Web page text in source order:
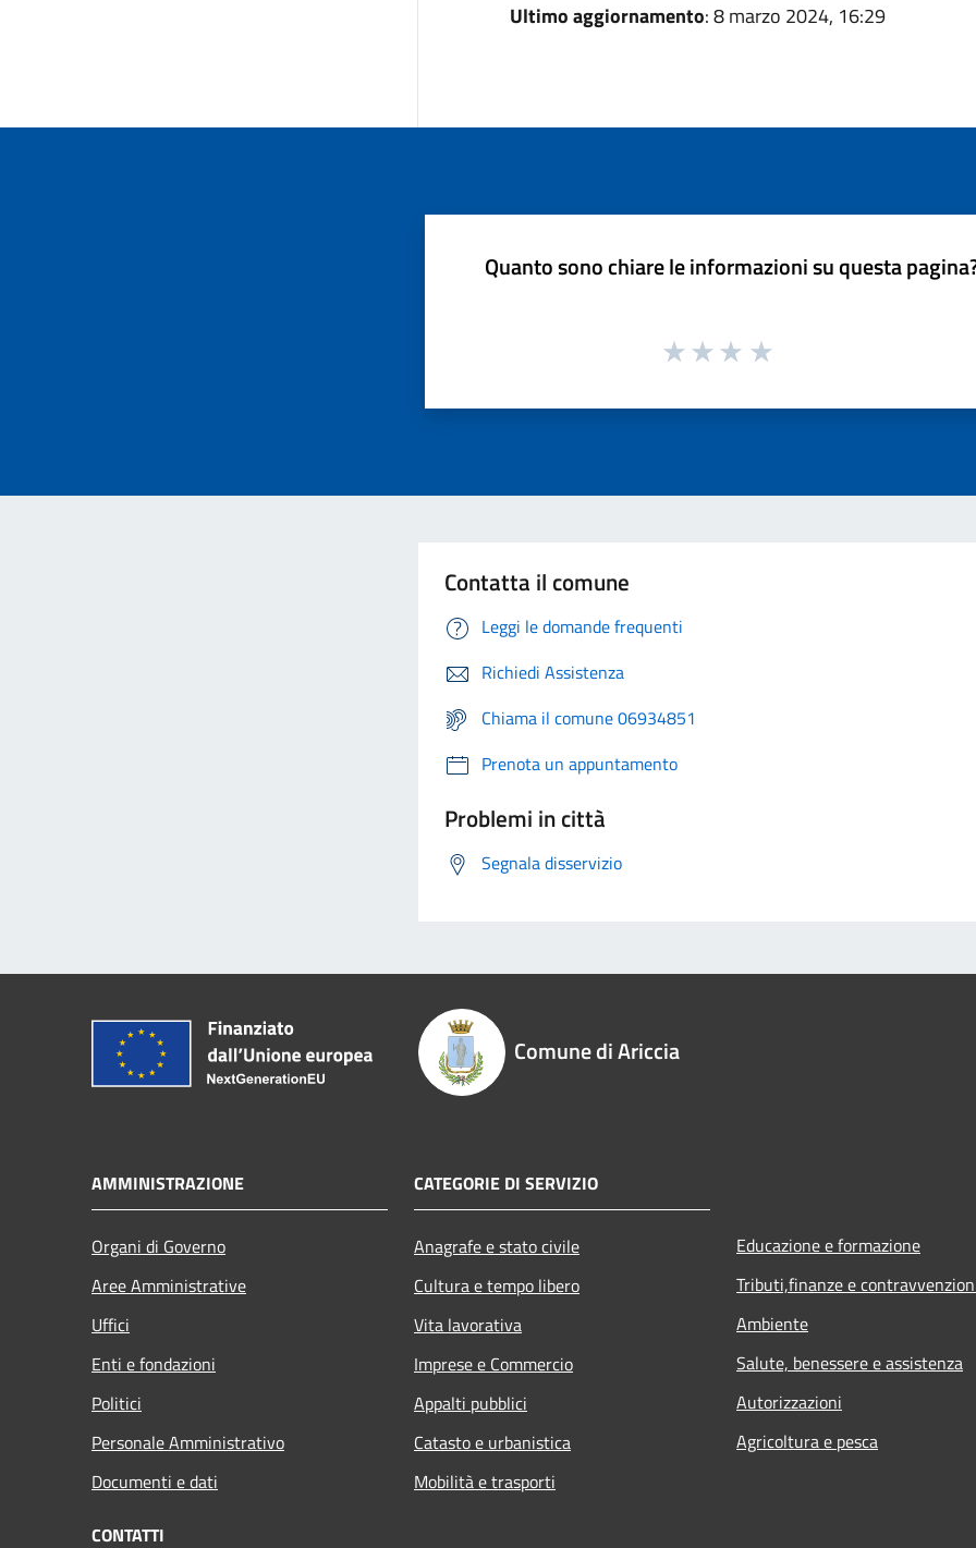
Ultimo aggiornamento: 8 marzo 2024, 16:29
Quanto sono chiare le informazioni su questa
Contatta il comune
Leggi le domande frequenti
Richiedi Assistenza
Chiama il comune 06934851
Prenota un appuntamento
Problemi in città
Segnala disservizio
Comune di Ariccia
AMMINISTRAZIONE
Organi di Governo
Aree Amministrative
Uffici
Enti e fondazioni
Politici
Personale Amministrativo
Documenti e dati
CATEGORIE DI SERVIZIO
Anagrafe e stato civile
Cultura e tempo libero
Vita lavorativa
Imprese e Commercio
Appalti pubblici
Catasto e urbanistica
Mobilità e trasporti
Educazione e formazione
Tributi,finanze e
Ambiente
Salute, benessere e assistenza
Autorizzazioni
Agricoltura e pesca
CONTATTI